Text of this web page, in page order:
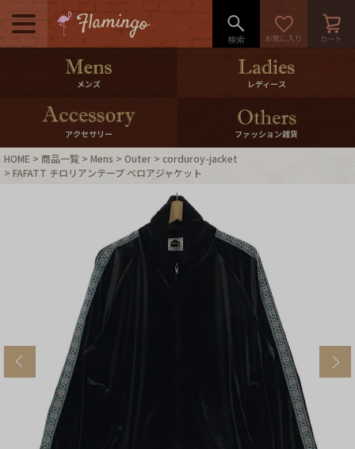
メニュー
500pt＆10％Offクーポンプレゼン
10％0ffクーポンプレゼント
ログイン・会員登録 LINE ID連携
ご利用ガイド International Shipping
店舗紹介
ブランドから探す スタッフコーディネート
年代から探す
メンズ レディース
アクセサリー ファッション雑貨
HOME 商品一覧 Mens Outer
corduroy-jacket
FAFATT チロリアンテープ ベロアジャケット